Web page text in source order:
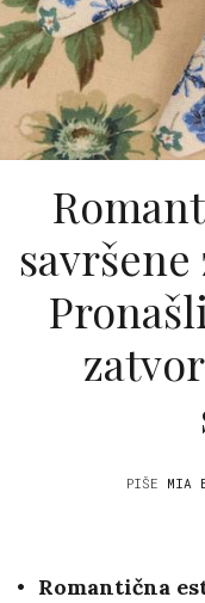
PIŠE MIA
Romantična